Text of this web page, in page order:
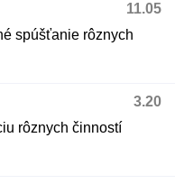
11.05
spúšťanie rôznych
3.20
rôznych činností